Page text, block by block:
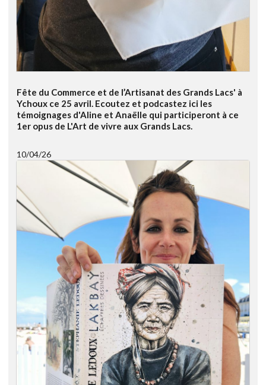
Fête du Commerce et de l’Artisanat des Grands Lacs' à
Ychoux ce 25 avril. Ecoutez et podcastez ici les
témoignages d'Aline et Anaëlle qui participeront à ce
1er opus de L'Art de vivre aux Grands Lacs.
10/04/26